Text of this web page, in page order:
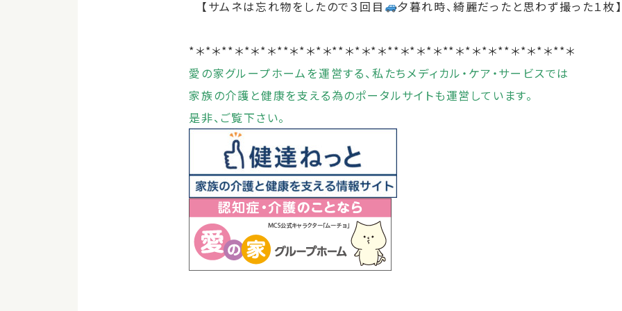
【サムネは忘れ物をしたので３回目 夕暮れ時、綺麗だったと思わず撮った１枚】
*＊*＊**＊*＊*＊**＊*＊*＊**＊*＊*＊**＊*＊*＊**＊*＊*＊**＊*＊*＊**＊
愛の家グループホームを運営する、私たちメディカル・ケア・サービスでは
家族の介護と健康を支える為のポータルサイトも運営しています。
是非、ご覧下さい。